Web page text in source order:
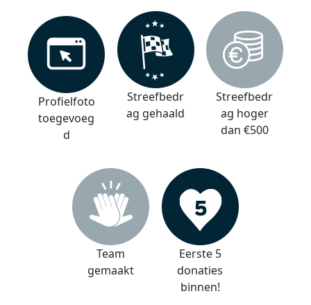
Profielfoto
toegevoeg
d
Streefbedr
ag gehaald
Streefbedr
ag hoger
dan €500
Team
gemaakt
Eerste 5
donaties
binnen!